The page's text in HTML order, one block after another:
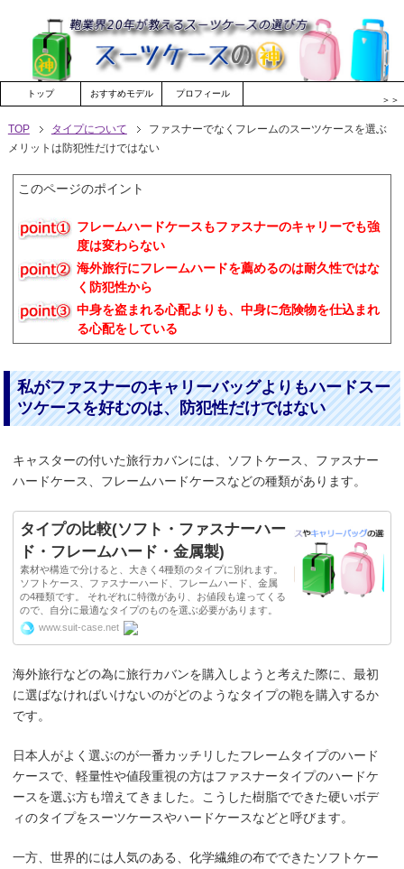
トップ おすすめモデル プロフィール
＞＞
TOP タイプについて
ファスナーでなくフレームのスーツケースを選ぶ
メリットは防犯性だけではない
このページのポイント
フレームハードケースもファスナーのキャリーでも強
度は変わらない
海外旅行にフレームハードを薦めるのは耐久性ではな
く防犯性から
中身を盗まれる心配よりも、中身に危険物を仕込まれ
る心配をしている
私がファスナーのキャリーバッグよりもハードスー
ツケースを好むのは、防犯性だけではない
キャスターの付いた旅行カバンには、ソフトケース、ファスナー
ハードケース、フレームハードケースなどの種類があります。
タイプの比較(ソフト・ファスナーハー
ド・フレームハード・金属製)
素材や構造で分けると、大きく4種類のタイプに別れます。
ソフトケース、ファスナーハード、フレームハード、金属
の4種類です。 それぞれに特徴があり、お値段も違ってくる
ので、自分に最適なタイプのものを選ぶ必要があります。
www.suit-case.net
海外旅行などの為に旅行カバンを購入しようと考えた際に、最初
に選ばなければいけないのがどのようなタイプの鞄を購入するか
です。
日本人がよく選ぶのが一番カッチリしたフレームタイプのハード
ケースで、軽量性や値段重視の方はファスナータイプのハードケ
ースを選ぶ方も増えてきました。こうした樹脂でできた硬いボデ
ィのタイプをスーツケースやハードケースなどと呼びます。
一方、世界的には人気のある、化学繊維の布でできたソフトケー